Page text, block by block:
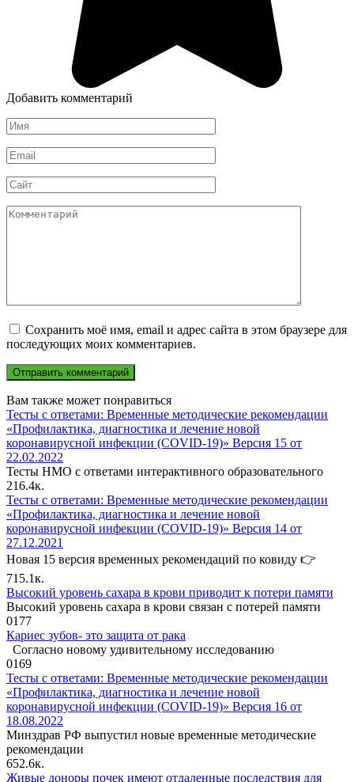
Добавить комментарий
Имя
*
Email
*
Сайт
Комментарий
Сохранить моё имя, email и адрес сайта в этом браузере для
последующих моих комментариев.
Вам также может понравиться
Тесты с ответами: Временные методические рекомендации
«Профилактика, диагностика и лечение новой
коронавирусной инфекции (COVID-19)» Версия 15 от
22.02.2022
Тесты НМО с ответами интерактивного образовательного
216.4к.
Тесты с ответами: Временные методические рекомендации
«Профилактика, диагностика и лечение новой
коронавирусной инфекции (COVID-19)» Версия 14 от
27.12.2021
Новая 15 версия временных рекомендаций по ковиду 👉
715.1к.
Высокий уровень сахара в крови приводит к потери памяти
Высокий уровень сахара в крови связан с потерей памяти
0177
Кариес зубов- это защита от рака
Согласно новому удивительному исследованию
0169
Тесты с ответами: Временные методические рекомендации
«Профилактика, диагностика и лечение новой
коронавирусной инфекции (COVID-19)» Версия 16 от
18.08.2022
Минздрав РФ выпустил новые временные методические
рекомендации
652.6к.
Живые доноры почек имеют отдаленные последствия для